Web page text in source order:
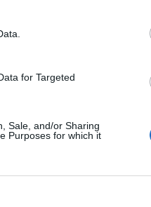
for Targeted
Sale, and/or Sharing
Purposes for which it
ηλεκτρονικά
τιμές. Ο
λίστα στο Υπουργείο
που θα βάζουν. Το
τις 11 Ιανουαρίου,
όρους χρήσης